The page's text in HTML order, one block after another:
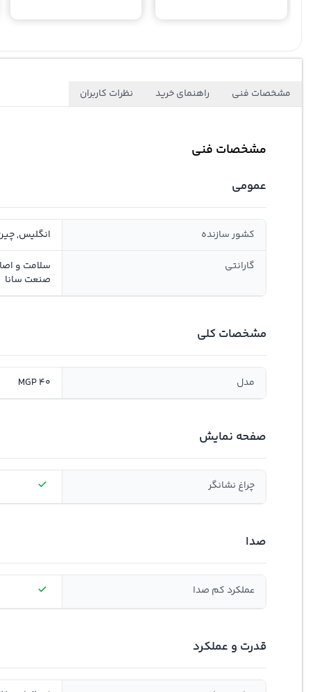
مشخصات فنی راهنمای خرید نظرات کاربران
مشخصات فنی
عمومی
کشور سازنده انگلیس,
گارانتی
صنعت سانا
مشخصات کلی
مدل MGP 40
صفحه نمایش
چراغ نشانگر
صدا
عملکرد کم صدا
قدرت و عملکرد